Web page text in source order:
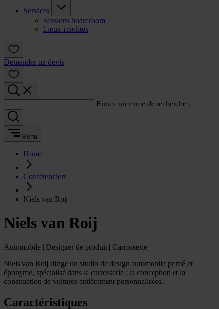
Services
Sessions boardroom
Lieux insolites
Demander un devis
Entrez un terme de recherche :
Menu
Home
Conférenciers
Niels van Roij
Niels van Roij
Automobile | Designer de produit | Carrosserie
Niels van Roij dirige un studio de design automobile primé et
éponyme, spécialisé dans la carrosserie : la conception et la
construction de voitures entièrement personnalisées.
Caractéristiques